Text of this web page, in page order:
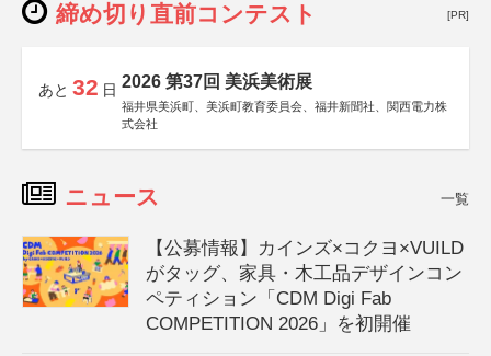
締め切り直前コンテスト [PR]
あと 32 日 2026 第37回 美浜美術展
福井県美浜町、美浜町教育委員会、福井新聞社、関西電力株
式会社
ニュース 一覧
【公募情報】カインズ×コクヨ×VUILD
がタッグ、家具・木工品デザインコン
ペティション「CDM Digi Fab
COMPETITION 2026」を初開催